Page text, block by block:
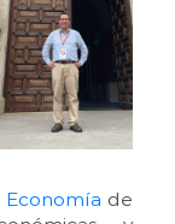
Economía de